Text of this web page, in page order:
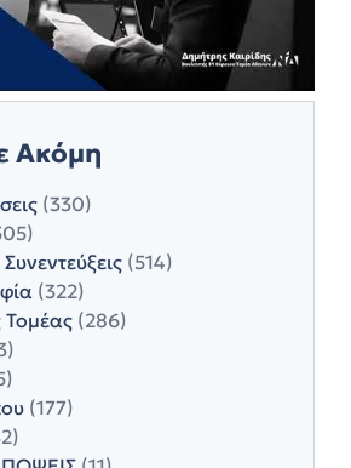
Ακόμη
(330)
(514)
(322)
Τομέας (286)
(177)